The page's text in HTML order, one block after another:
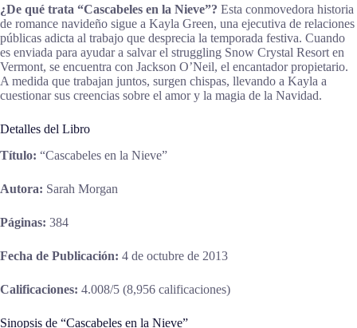
¿De qué trata “Cascabeles en la Nieve”? Esta conmovedora historia
de romance navideño sigue a Kayla Green, una ejecutiva de relaciones
públicas adicta al trabajo que desprecia la temporada festiva. Cuando
es enviada para ayudar a salvar el struggling Snow Crystal Resort en
Vermont, se encuentra con Jackson O’Neil, el encantador propietario.
A medida que trabajan juntos, surgen chispas, llevando a Kayla a
cuestionar sus creencias sobre el amor y la magia de la Navidad.
Detalles del Libro
Título: “Cascabeles en la Nieve”
Autora: Sarah Morgan
Páginas: 384
Fecha de Publicación: 4 de octubre de 2013
Calificaciones: 4.008/5 (8,956 calificaciones)
Sinopsis de “Cascabeles en la Nieve”